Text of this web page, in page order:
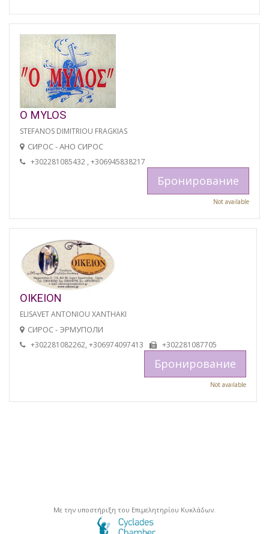
O MYLOS
STEFANOS DIMITRIOU FRAGKIAS
СИРОС - АНО СИРОС
+302281085432 , +306945838217
Бронирование
Not available
OIKEION
ELISAVET ANTONIOU XANTHAKI
СИРОС - ЭРМУПОЛИ
+302281082262, +306974097413 +302281087705
Бронирование
Not available
Με την υποστήριξη του Επιμελητηρίου Κυκλάδων.